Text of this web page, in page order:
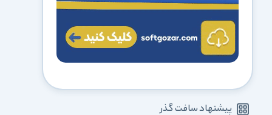
پیشنهاد سافت گذر